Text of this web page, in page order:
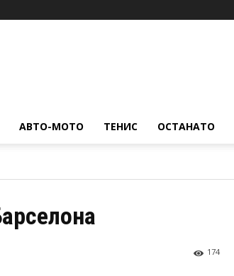
АВТО-МОТО ТЕНИС ОСТАНАТО
174